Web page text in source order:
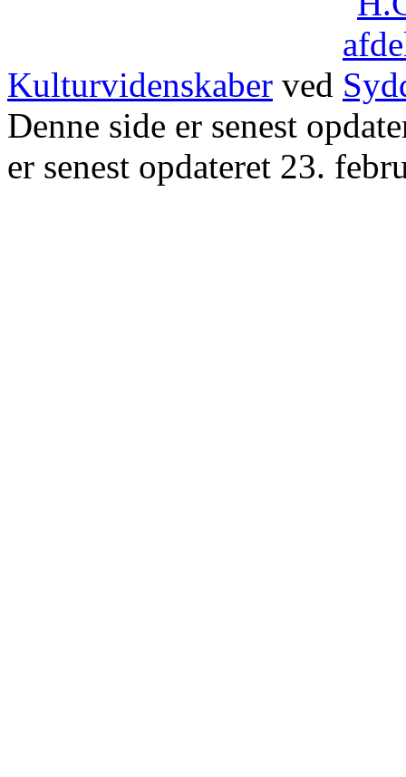
Kulturvidenskaber ved
Denne side er senest
er senest opdateret 23.